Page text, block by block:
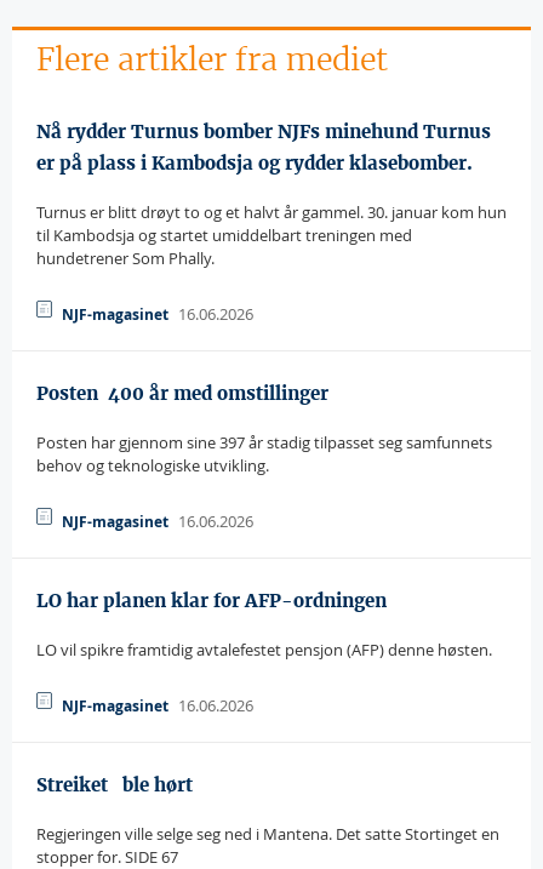
Flere artikler fra mediet
Nå rydder Turnus bomber NJFs minehund Turnus
er på plass i Kambodsja og rydder klasebomber.
Turnus er blitt drøyt to og et halvt år gammel. 30. januar kom hun
til Kambodsja og startet umiddelbart treningen med
hundetrener Som Phally.
NJF-magasinet 16.06.2026
Posten  400 år med omstillinger
Posten har gjennom sine 397 år stadig tilpasset seg samfunnets
behov og teknologiske utvikling.
NJF-magasinet 16.06.2026
LO har planen klar for AFP-ordningen
LO vil spikre framtidig avtalefestet pensjon (AFP) denne høsten.
NJF-magasinet 16.06.2026
Streiket   ble hørt
Regjeringen ville selge seg ned i Mantena. Det satte Stortinget en
stopper for. SIDE 67